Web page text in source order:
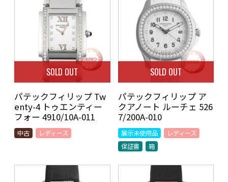
SOLD OUT
パテックフィリップ Tw
enty-4 トゥエンティー
フォー 4910/10A-011
中古 レディース
SOLD OUT
パテックフィリップ ア
クアノート ルーチェ 526
7/200A-010
展示未使用品
レディース
保証書
箱